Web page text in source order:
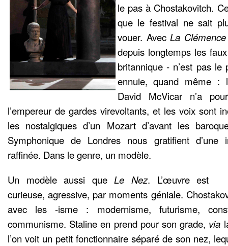
le pas à Chostakovitch.
que le festival ne sait
vouer. AvecLa
depuis longtemps les
britannique - n’est pas le
ennuie, quand même :
David McVicar n’a
l’empereur de gardes virevoltants, et les voix sont
les nostalgiques d’un Mozart d’avant les
Symphonique de Londres nous gratifient d’une
raffinée. Dans le genre, un modèle.
Un modèle aussi queLe Nez. L’œuvre est
curieuse, agressive, par moments géniale.
avec les -isme : modernisme, futurisme,
communisme. Staline en prend pour son grade, via
l’on voit un petit fonctionnaire séparé de son nez,